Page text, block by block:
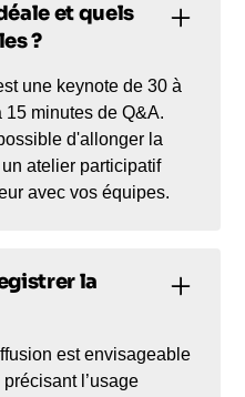
et quels
?
une keynote de 30 à
minutes de Q&A.
d'allonger la
atelier participatif
avec vos équipes.
la
est envisageable
l’usage